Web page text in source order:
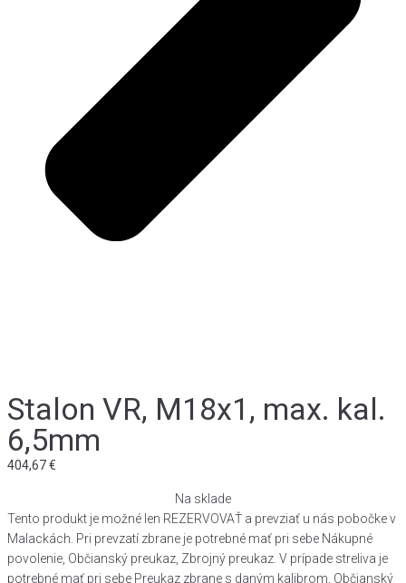
Stalon VR, M18x1, max. kal.
6,5mm
404,67€
Na sklade
Tento produkt je možné len REZERVOVAŤ a prevziať u nás pobočke v
Malackách. Pri prevzatí zbrane je potrebné mať pri sebe Nákupné
povolenie, Občianský preukaz, Zbrojný preukaz. V prípade streliva je
potrebné mať pri sebe Preukaz zbrane s daným kalibrom, Občianský